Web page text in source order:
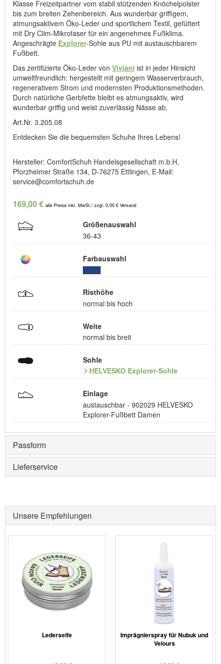
Klasse Freizeitpartner vom stabil stützenden Knöchelpolster
bis zum breiten Zehenbereich. Aus wunderbar griffigem,
atmungsaktivem Öko-Leder und sportlichem Textil, gefüttert
mit Dry Clim-Mikrofaser für ein angenehmes Fußklima.
Angeschrägte Explorer-Sohle aus PU mit austauschbarem
Fußbett.
Das zertifizierte Öko-Leder von Viviani ist in jeder Hinsicht
umweltfreundlich: hergestellt mit geringem Wasserverbrauch,
regenerativem Strom und modernsten Produktionsmethoden.
Durch natürliche Gerbfette bleibt es atmungsaktiv, wird
wunderbar griffig und weist zuverlässig Nässe ab.
Art.Nr. 3.205.08
Entdecken Sie die bequemsten Schuhe Ihres Lebens!
Hersteller: ComfortSchuh Handelsgesellschaft m.b.H,
Pforzheimer Straße 134, D-76275 Ettlingen, E-Mail:
service@comfortschuh.de
169,00 € alle Preise inkl. MwSt./ zzgl. 0,00 € Versand
Größenauswahl
36-43
Farbauswahl
Risthöhe
normal bis hoch
Weite
normal bis breit
Sohle
HELVESKO Explorer-Sohle
Einlage
austauschbar - 902029 HELVESKO
Explorer-Fußbett Damen
Passform
Lieferservice
Unsere Empfehlungen
Lederseife
Imprägnierspray für Nubuk und
Velours